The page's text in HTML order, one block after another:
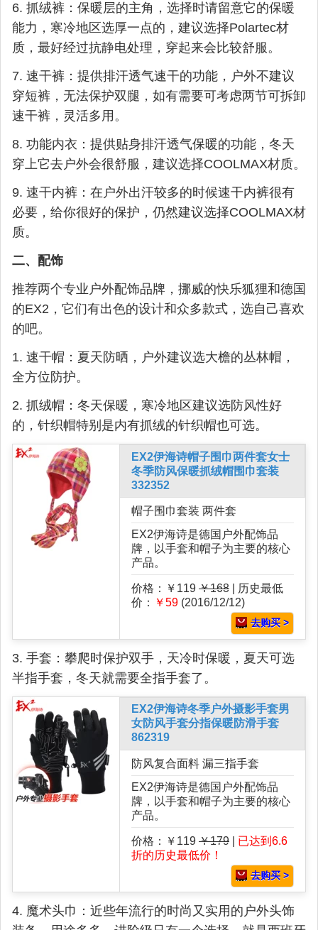
6. 抓绒裤：保暖层的主角，选择时请留意它的保暖
能力，寒冷地区选厚一点的，建议选择Polartec材
质，最好经过抗静电处理，穿起来会比较舒服。
7. 速干裤：提供排汗透气速干的功能，户外不建议
穿短裤，无法保护双腿，如有需要可考虑两节可拆卸
速干裤，灵活多用。
8. 功能内衣：提供贴身排汗透气保暖的功能，冬天
穿上它去户外会很舒服，建议选择COOLMAX材质。
9. 速干内裤：在户外出汗较多的时候速干内裤很有
必要，给你很好的保护，仍然建议选择COOLMAX材
质。
二、配饰
推荐两个专业户外配饰品牌，挪威的快乐狐狸和德国
的EX2，它们有出色的设计和众多款式，选自己喜欢
的吧。
1. 速干帽：夏天防晒，户外建议选大檐的丛林帽，
全方位防护。
2. 抓绒帽：冬天保暖，寒冷地区建议选防风性好
的，针织帽特别是内有抓绒的针织帽也可选。
EX2伊海诗帽子围巾两件套女士
冬季防风保暖抓绒帽围巾套装
332352
帽子围巾套装 两件套
EX2伊海诗是德国户外配饰品
牌，以手套和帽子为主要的核心
产品。
价格：￥119 ￥168 | 历史最低
价：
￥59 (2016/12/12)
去购买 >
3. 手套：攀爬时保护双手，天冷时保暖，夏天可选
半指手套，冬天就需要全指手套了。
EX2伊海诗冬季户外摄影手套男
女防风手套分指保暖防滑手套
862319
防风复合面料 漏三指手套
EX2伊海诗是德国户外配饰品
牌，以手套和帽子为主要的核心
产品。
价格：￥119 ￥179
已达到6.6
折的历史最低价！
去购买 >
4. 魔术头巾：近些年流行的时尚又实用的户外头饰